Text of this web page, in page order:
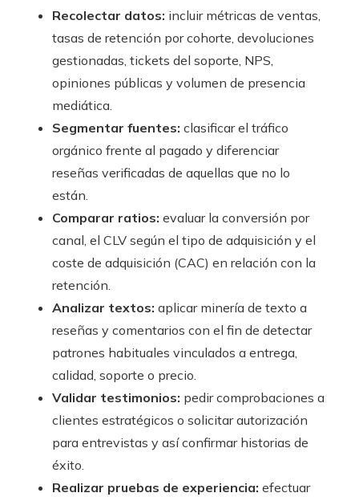
Recolectar datos: incluir métricas de ventas,
tasas de retención por cohorte, devoluciones
gestionadas, tickets del soporte, NPS,
opiniones públicas y volumen de presencia
mediática.
Segmentar fuentes: clasificar el tráfico
orgánico frente al pagado y diferenciar
reseñas verificadas de aquellas que no lo
están.
Comparar ratios: evaluar la conversión por
canal, el CLV según el tipo de adquisición y el
coste de adquisición (CAC) en relación con la
retención.
Analizar textos: aplicar minería de texto a
reseñas y comentarios con el fin de detectar
patrones habituales vinculados a entrega,
calidad, soporte o precio.
Validar testimonios: pedir comprobaciones a
clientes estratégicos o solicitar autorización
para entrevistas y así confirmar historias de
éxito.
Realizar pruebas de experiencia: efectuar